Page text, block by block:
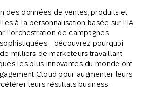
des données de ventes, produits et
à la personnalisation basée sur l'IA
l'orchestration de campagnes
- découvrez pourquoi
milliers de marketeurs travaillant
les plus innovantes du monde ont
Cloud pour augmenter leurs
leurs résultats business.